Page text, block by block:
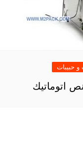
و حبيبات
اتوماتيك